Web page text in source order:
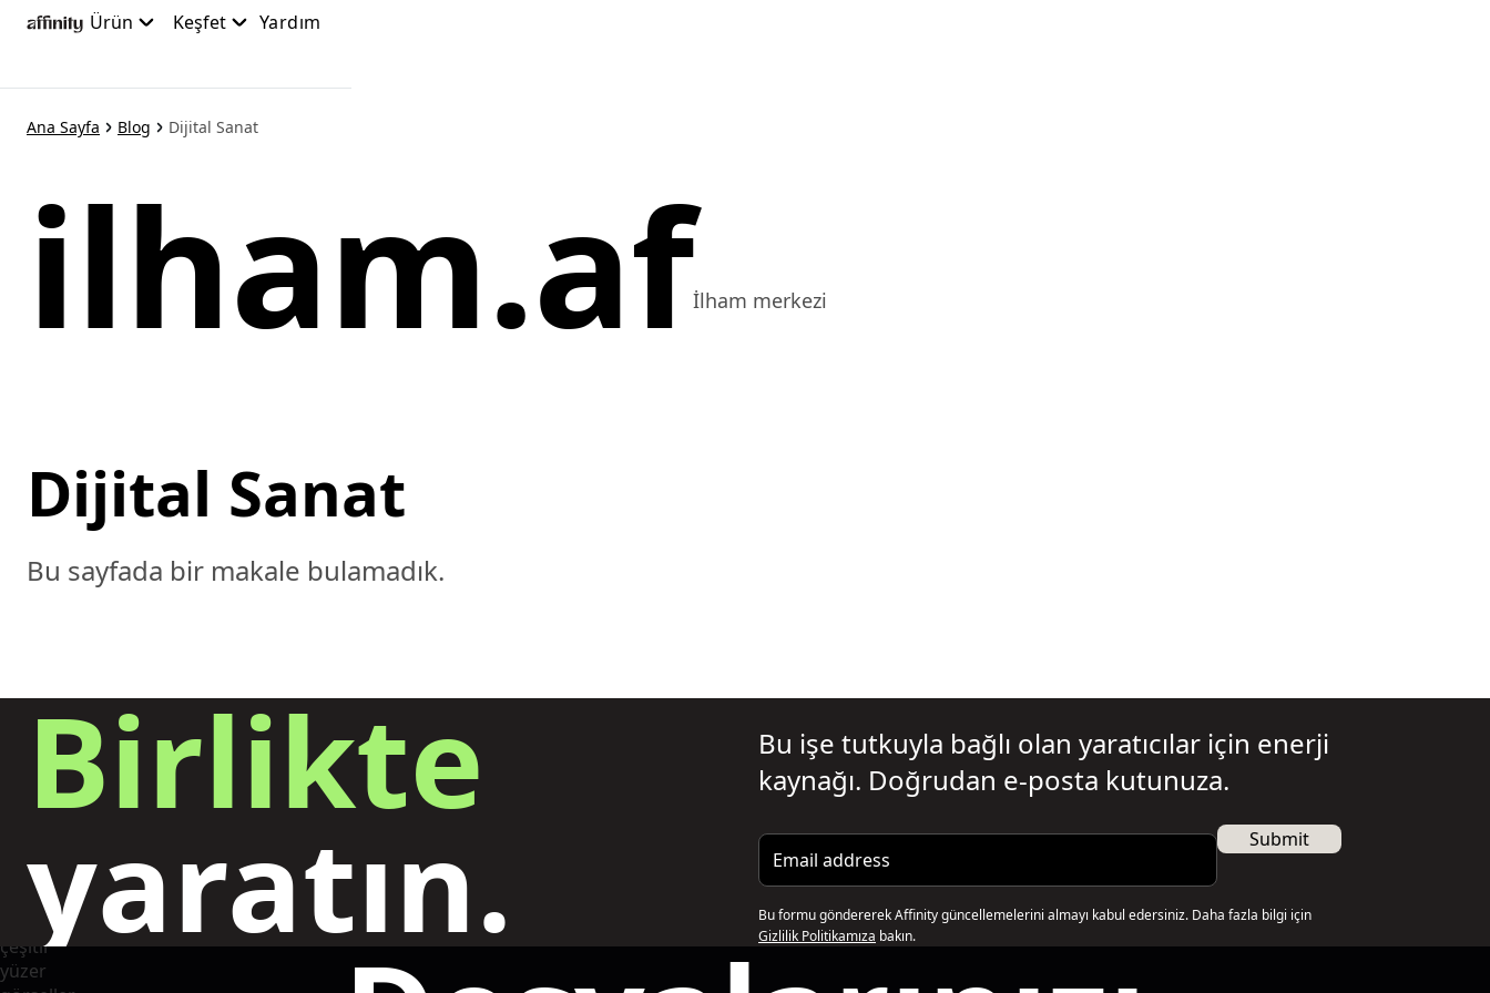
içeriğe
Ürün Keşfet Yardım
Ana Sayfa Blog Dijital Sanat
ilham.afİlham merkezi
Dijital Sanat
Bu sayfada bir makale bulamadık.
Birlikte
yaratın.
Bu işe tutkuyla bağlı olan yaratıcılar için enerji
kaynağı. Doğrudan e-posta kutunuza.
Email address Submit
Bu formu göndererek Affinity güncellemelerini almayı kabul edersiniz. Daha fazla bilgi için
Gizlilik Politikamıza bakın.